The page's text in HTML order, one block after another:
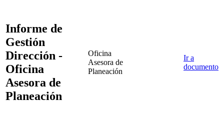
Informe de
Gestión
Dirección -
Oficina
Asesora de
Planeación
Oficina
Asesora de
Planeación
Ir a
documento